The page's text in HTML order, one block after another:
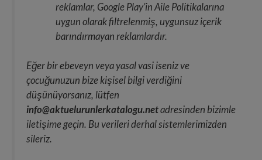
reklamlar, Google Play’in Aile Politikalarına
uygun olarak filtrelenmiş, uygunsuz içerik
barındırmayan reklamlardır.
Eğer bir ebeveyn veya yasal vasi iseniz ve
çocuğunuzun bize kişisel bilgi verdiğini
düşünüyorsanız, lütfen
info@aktuelurunlerkatalogu.netadresinden bizimle
iletişime geçin. Bu verileri derhal sistemlerimizden
sileriz.